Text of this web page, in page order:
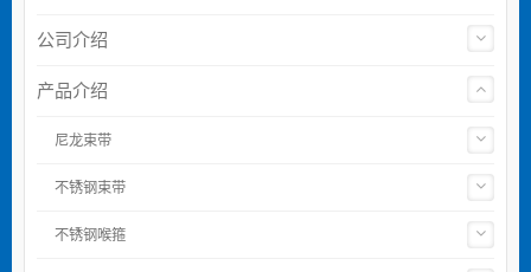
公司介绍
产品介绍
尼龙束带
不锈钢束带
不锈钢喉箍